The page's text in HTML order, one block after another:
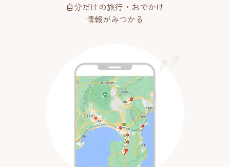
自分だけの旅行・おでかけ
情報がみつかる